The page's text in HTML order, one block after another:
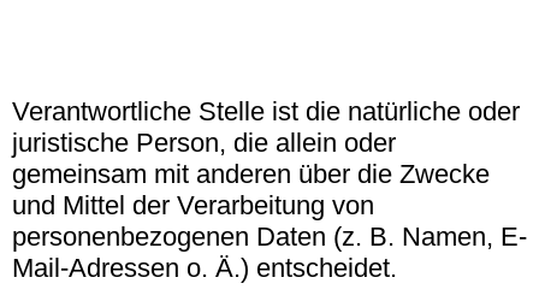
Verantwortliche Stelle ist die natürliche oder
juristische Person, die allein oder
gemeinsam mit anderen über die Zwecke
und Mittel der Verarbeitung von
personenbezogenen Daten (z. B. Namen, E-
Mail-Adressen o. Ä.) entscheidet.